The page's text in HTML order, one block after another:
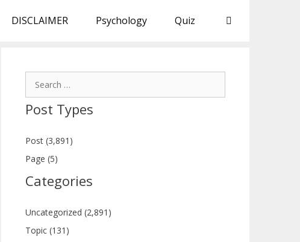
DISCLAIMER Psychology Quiz
Post Types
Post (3,891)
Page (5)
Categories
Uncategorized (2,891)
Topic (131)